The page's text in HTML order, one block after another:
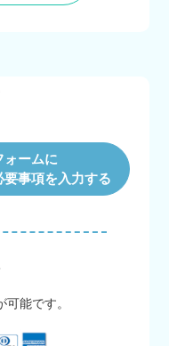
ォームに
要事項を入力する
能です。